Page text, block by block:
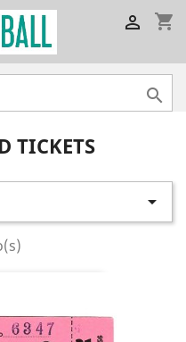
shopping_cart


TICKETS
